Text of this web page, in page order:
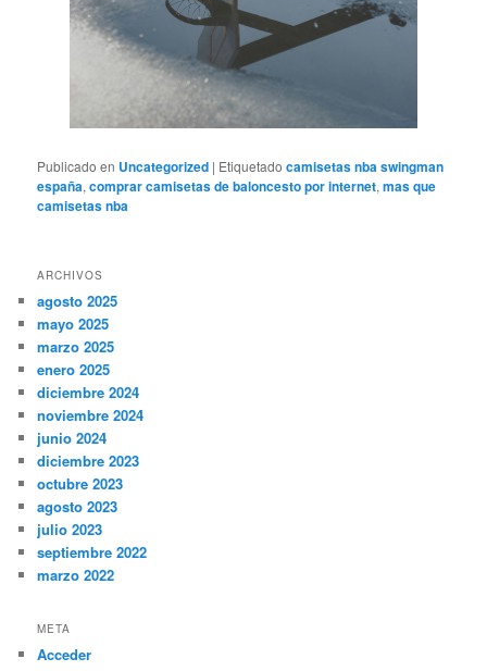
Publicado en Uncategorized | Etiquetado camisetas nba swingman
españa,comprar camisetas de baloncesto por internet,mas que
camisetas nba
ARCHIVOS
agosto 2025
mayo 2025
marzo 2025
enero 2025
diciembre 2024
noviembre 2024
junio 2024
diciembre 2023
octubre 2023
agosto 2023
julio 2023
septiembre 2022
marzo 2022
META
Acceder